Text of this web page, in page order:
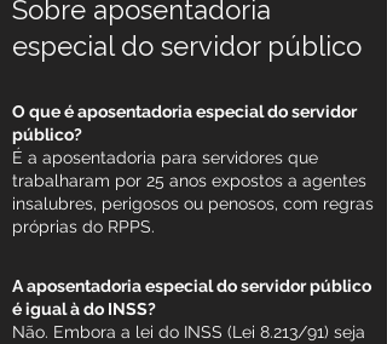
Sobre aposentadoria
especial do servidor público
O que é aposentadoria especial do servidor
público?
É a aposentadoria para servidores que
trabalharam por 25 anos expostos a agentes
insalubres, perigosos ou penosos, com regras
próprias do RPPS.
A aposentadoria especial do servidor público
é igual à do INSS?
Não. Embora a lei do INSS (Lei 8.213/91) seja